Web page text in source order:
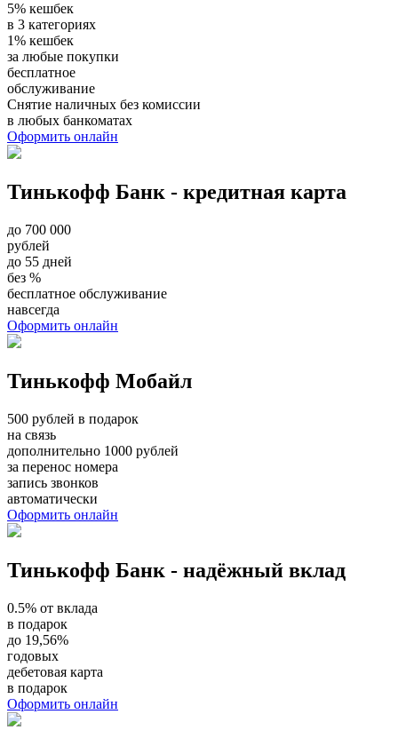
5% кешбек
в 3 категориях
1% кешбек
за любые покупки
бесплатное
обслуживание
Снятие наличных без комиссии
в любых банкоматах
Оформить онлайн
Тинькофф Банк - кредитная карта
до 700 000
рублей
до 55 дней
без %
бесплатное обслуживание
навсегда
Оформить онлайн
Тинькофф Мобайл
500 рублей в подарок
на связь
дополнительно 1000 рублей
за перенос номера
запись звонков
автоматически
Оформить онлайн
Тинькофф Банк - надёжный вклад
0.5% от вклада
в подарок
до 19,56%
годовых
дебетовая карта
в подарок
Оформить онлайн